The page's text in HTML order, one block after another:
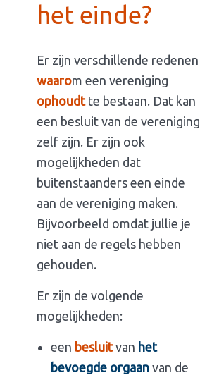
het einde?
Er zijn verschillende redenen
waarom een vereniging
ophoudtte bestaan. Dat kan
een besluit van de vereniging
zelf zijn. Er zijn ook
mogelijkheden dat
buitenstaanders een einde
aan de vereniging maken.
Bijvoorbeeld omdat jullie je
niet aan de regels hebben
gehouden.
Er zijn de volgende
mogelijkheden:
een besluitvan het
bevoegde orgaan van de